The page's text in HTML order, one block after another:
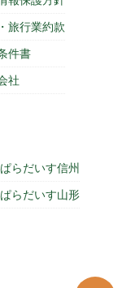
旅行業約款
件書
社
らだいす信州
らだいす山形